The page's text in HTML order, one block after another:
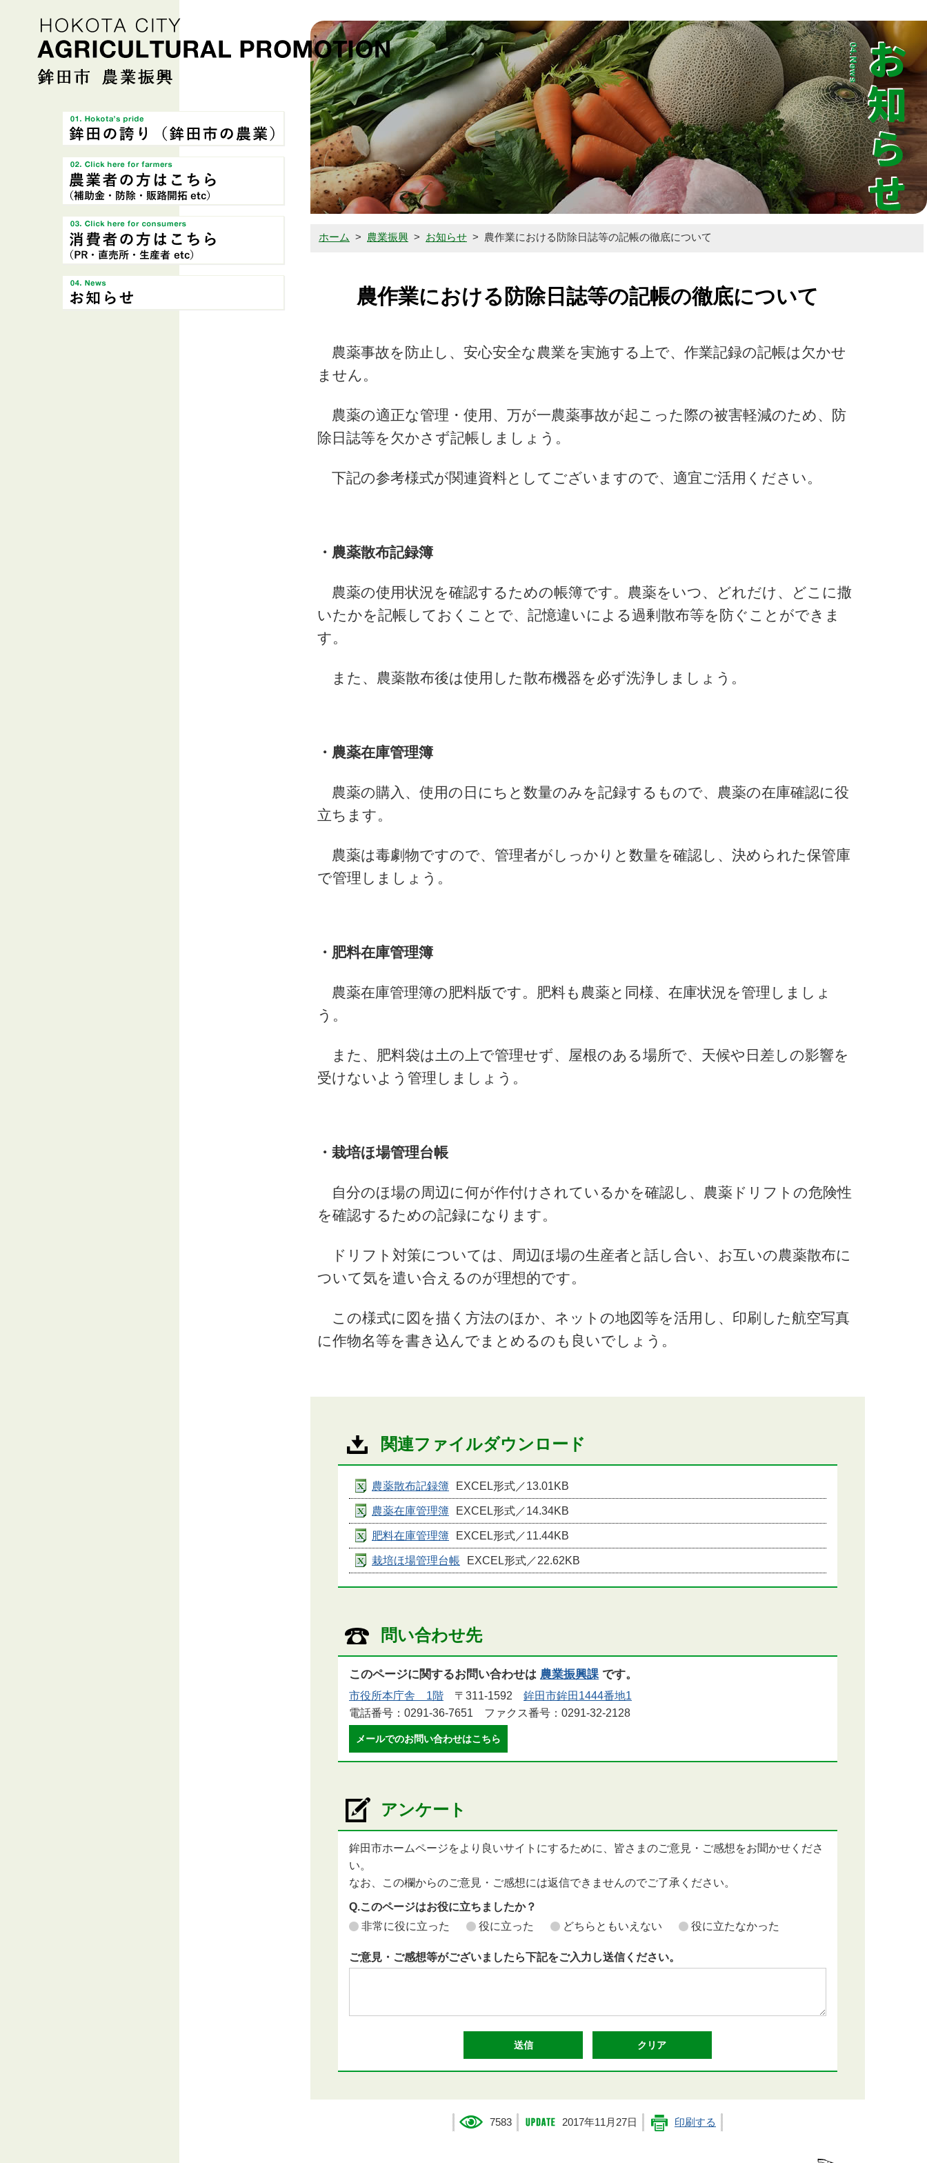
鉾田市農業振興ホームページ
鉾田の誇り（鉾田市の農業）
農業者の方はこちら
お知らせ
ホーム > 農業振興 > お知らせ > 農作業における防除日誌等の記帳の徹底について
農作業における防除日誌等の記帳の徹底について
農薬事故を防止し、安心安全な農業を実施する上で、作業記録の記帳は欠かせ
ません。
農薬の適正な管理・使用、万が一農薬事故が起こった際の被害軽減のため、防
除日誌等を欠かさず記帳しましょう。
下記の参考様式が関連資料としてございますので、適宜ご活用ください。
・農薬散布記録簿
農薬の使用状況を確認するための帳簿です。農薬をいつ、どれだけ、どこに撒
いたかを記帳しておくことで、記憶違いによる過剰散布等を防ぐことができま
す。
また、農薬散布後は使用した散布機器を必ず洗浄しましょう。
・農薬在庫管理簿
農薬の購入、使用の日にちと数量のみを記録するもので、農薬の在庫確認に役
立ちます。
農薬は毒劇物ですので、管理者がしっかりと数量を確認し、決められた保管庫
で管理しましょう。
・肥料在庫管理簿
農薬在庫管理簿の肥料版です。肥料も農薬と同様、在庫状況を管理しましょ
う。
また、肥料袋は土の上で管理せず、屋根のある場所で、天候や日差しの影響を
受けないよう管理しましょう。
・栽培ほ場管理台帳
自分のほ場の周辺に何が作付けされているかを確認し、農薬ドリフトの危険性
を確認するための記録になります。
ドリフト対策については、周辺ほ場の生産者と話し合い、お互いの農薬散布に
ついて気を遣い合えるのが理想的です。
この様式に図を描く方法のほか、ネットの地図等を活用し、印刷した航空写真
に作物名等を書き込んでまとめるのも良いでしょう。
関連ファイルダウンロード
農薬散布記録簿 EXCEL形式／13.01KB
農薬在庫管理簿 EXCEL形式／14.34KB
肥料在庫管理簿 EXCEL形式／11.44KB
栽培ほ場管理台帳 EXCEL形式／22.62KB
問い合わせ先
このページに関するお問い合わせは 農業振興課 です。
市役所本庁舎 1階 〒311-1592 鉾田市鉾田1444番地1
電話番号：0291-36-7651 ファクス番号：0291-32-2128
メールでのお問い合わせはこちら
アンケート
鉾田市ホームページをより良いサイトにするために、皆さまのご意見・ご感想をお聞かせくださ
い。
なお、この欄からのご意見・ご感想には返信できませんのでご了承ください。
Q.このページはお役に立ちましたか？
非常に役に立った
役に立った どちらともいえない 役に立たなかった
ご意見・ご感想等がございましたら下記をご入力し送信ください。
7583 2017年11月27日 印刷する